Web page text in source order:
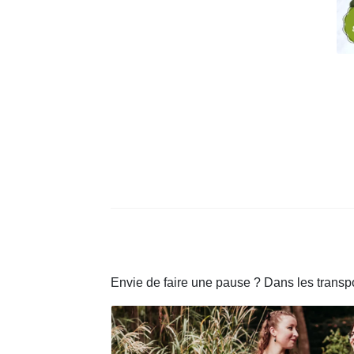
Envie de faire une pause ? Dans les